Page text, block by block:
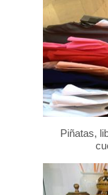
Piñatas,